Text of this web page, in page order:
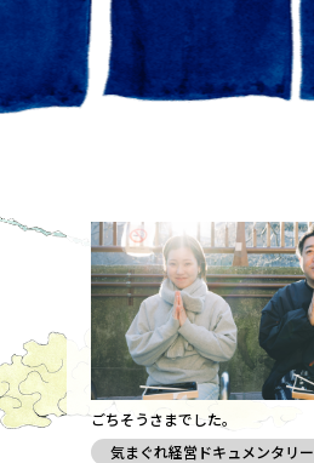
ごちそうさまでした。
気まぐれ経営ドキュメンタリー